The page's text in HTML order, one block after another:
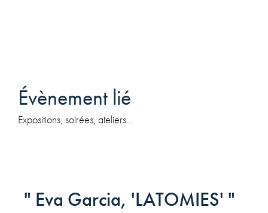
Évènement lié
Expositions, soirées, ateliers...
" Eva Garcia, 'LATOMIES' "